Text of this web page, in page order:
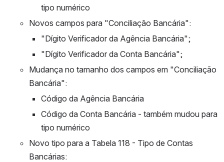
tipo numérico
Novos campos para "Conciliação Bancária":
"Dígito Verificador da Agência Bancária";
"Dígito Verificador da Conta Bancária";
Mudança no tamanho dos campos em "Conciliação
Bancária":
Código da Agência Bancária
Código da Conta Bancária - também mudou para
tipo numérico
Novo tipo para a Tabela 118 - Tipo de Contas
Bancárias: